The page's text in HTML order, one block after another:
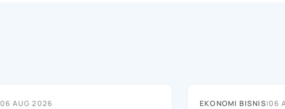
06 AUG 2026 EKONOMI BISNIS|06